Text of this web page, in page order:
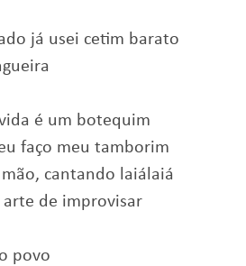
já usei cetim barato
é um botequim
faço meu tamborim
cantando laiálaiá
arte de improvisar
povo